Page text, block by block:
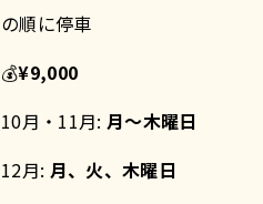
の順に停車
💰¥9,000
10月・11月: 月〜木曜日
12月: 月、火、木曜日